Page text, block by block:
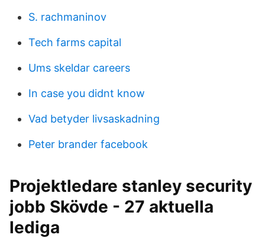
S. rachmaninov
Tech farms capital
Ums skeldar careers
In case you didnt know
Vad betyder livsaskadning
Peter brander facebook
Projektledare stanley security
jobb Skövde - 27 aktuella
lediga